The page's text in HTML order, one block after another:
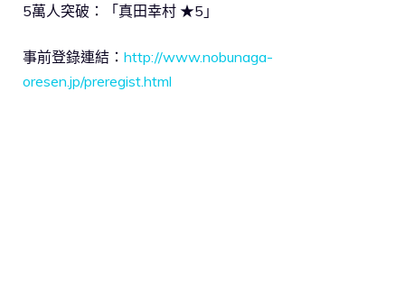
5萬人突破：「真田幸村 ★5」
事前登錄連結： http://www.nobunaga-
oresen.jp/preregist.html